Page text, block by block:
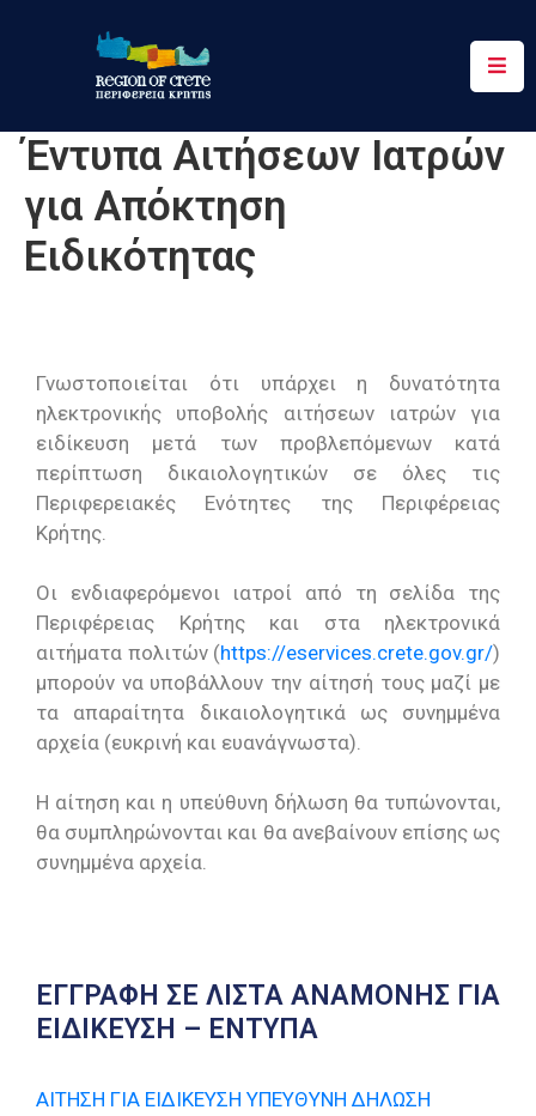
Περιφέρεια
Ενημέρωση
Έργα
&
Δράσεις
Επικοινωνία
Έντυπα Αιτήσεων Ιατρών
για Απόκτηση
Ειδικότητας
Γνωστοποιείται ότι υπάρχει η δυνατότητα
ηλεκτρονικής υποβολής αιτήσεων ιατρών για
ειδίκευση μετά των προβλεπόμενων κατά
περίπτωση δικαιολογητικών σε όλες τις
Περιφερειακές Ενότητες της Περιφέρειας
Κρήτης.
Οι ενδιαφερόμενοι ιατροί από τη σελίδα της
Περιφέρειας Κρήτης και στα ηλεκτρονικά
αιτήματα πολιτών (https://eservices.crete.gov.gr/)
μπορούν να υποβάλλουν την αίτησή τους μαζί με
τα απαραίτητα δικαιολογητικά ως συνημμένα
αρχεία (ευκρινή και ευανάγνωστα).
Η αίτηση και η υπεύθυνη δήλωση θα τυπώνονται,
θα συμπληρώνονται και θα ανεβαίνουν επίσης ως
συνημμένα αρχεία.
ΕΓΓΡΑΦΗ ΣΕ ΛΙΣΤΑ ΑΝΑΜΟΝΗΣ ΓΙΑ
ΕΙΔΙΚΕΥΣΗ – ΕΝΤΥΠΑ
ΑΙΤΗΣΗ ΓΙΑ ΕΙΔΙΚΕΥΣΗ ΥΠΕΥΘΥΝΗ ΔΗΛΩΣΗ